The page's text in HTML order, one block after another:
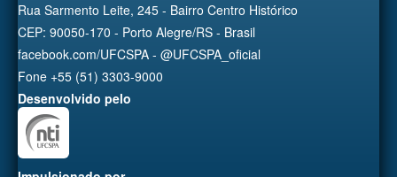
Rua Sarmento Leite, 245 - Bairro Centro Histórico
CEP: 90050-170 - Porto Alegre/RS - Brasil
facebook.com/UFCSPA - @UFCSPA_oficial
Fone +55 (51) 3303-9000
Desenvolvido pelo